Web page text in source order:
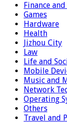
Finance
Games
Hardware
Health
Jizhou City
Law
Life and
Mobile
Music and
Network
Operating
Others
Travel and